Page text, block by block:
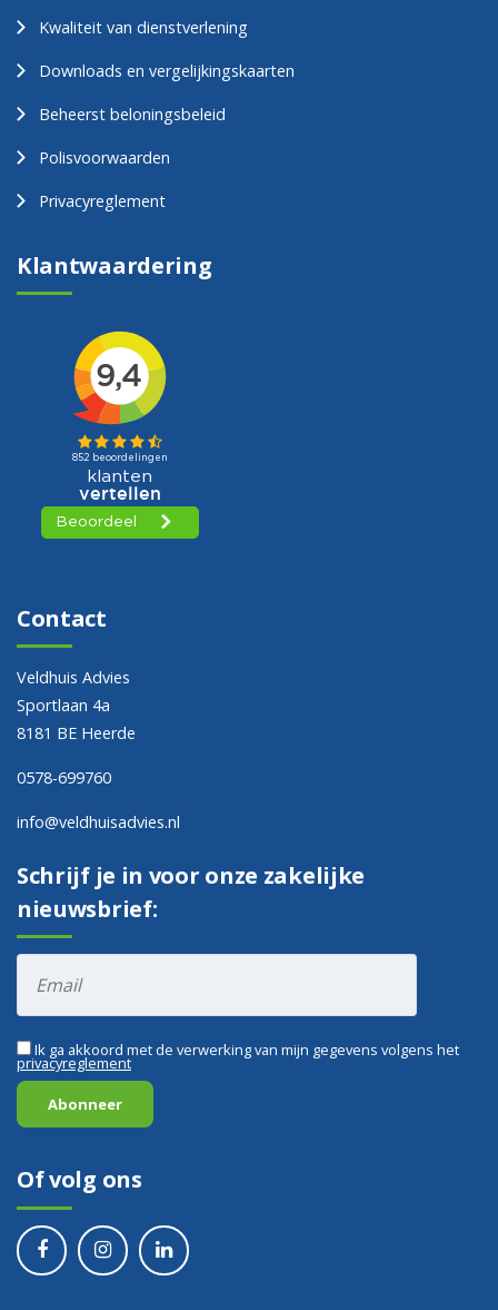
Kwaliteit van dienstverlening
Downloads en vergelijkingskaarten
Beheerst beloningsbeleid
Polisvoorwaarden
Privacyreglement
Klantwaardering
Contact
Veldhuis Advies
Sportlaan 4a
8181 BE Heerde
0578-699760
info@veldhuisadvies.nl
Schrijf je in voor onze zakelijke
nieuwsbrief:
Ik ga akkoord met de verwerking van mijn gegevens volgens het
privacyreglement
Of volg ons